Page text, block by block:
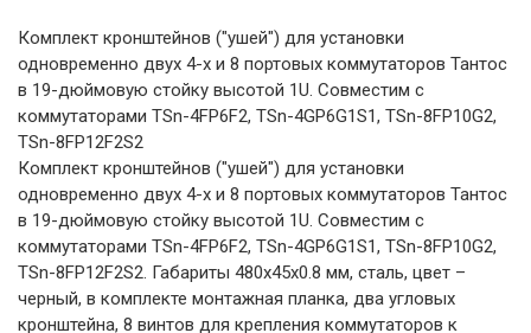
Комплект кронштейнов ("ушей") для установки
одновременно двух 4-х и 8 портовых коммутаторов Тантос
в 19-дюймовую стойку высотой 1U. Совместим с
коммутаторами TSn-4FP6F2, TSn-4GP6G1S1, TSn-8FP10G2,
TSn-8FP12F2S2
Комплект кронштейнов ("ушей") для установки
одновременно двух 4-х и 8 портовых коммутаторов Тантос
в 19-дюймовую стойку высотой 1U. Совместим с
коммутаторами TSn-4FP6F2, TSn-4GP6G1S1, TSn-8FP10G2,
TSn-8FP12F2S2. Габариты 480x45x0.8 мм, сталь, цвет –
черный, в комплекте монтажная планка, два угловых
кронштейна, 8 винтов для крепления коммутаторов к